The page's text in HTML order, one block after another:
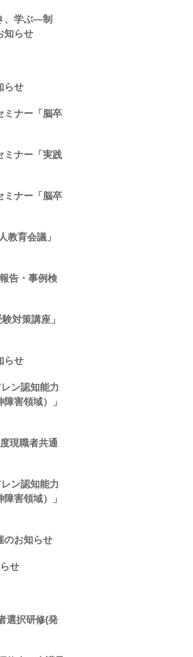
、学ぶ―制
知らせ
らせ
ミナー「脳卒
ミナー「実践
ミナー「脳卒
教育会議」
告・事例検
対策講座」
らせ
ン認知能力
害領域）」
現職者共通
ン認知能力
害領域）」
のお知らせ
せ
選択研修(発